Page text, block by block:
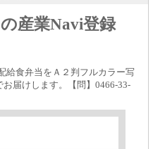
産業Navi登録
給食弁当をＡ２判フルカラー写
届けします。【問】0466-33-